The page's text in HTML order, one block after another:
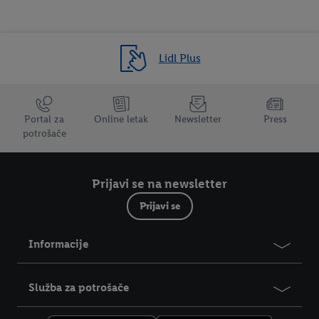
Lidl Plus
Trustbar
Portal za
potrošače
Online letak Newsletter Press
Prijavi se na newsletter
Prijavi se
Informacije
Služba za potrošače